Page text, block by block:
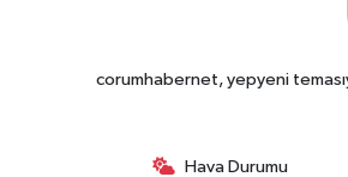
corumhabernet, yepyeni
Hava Durumu